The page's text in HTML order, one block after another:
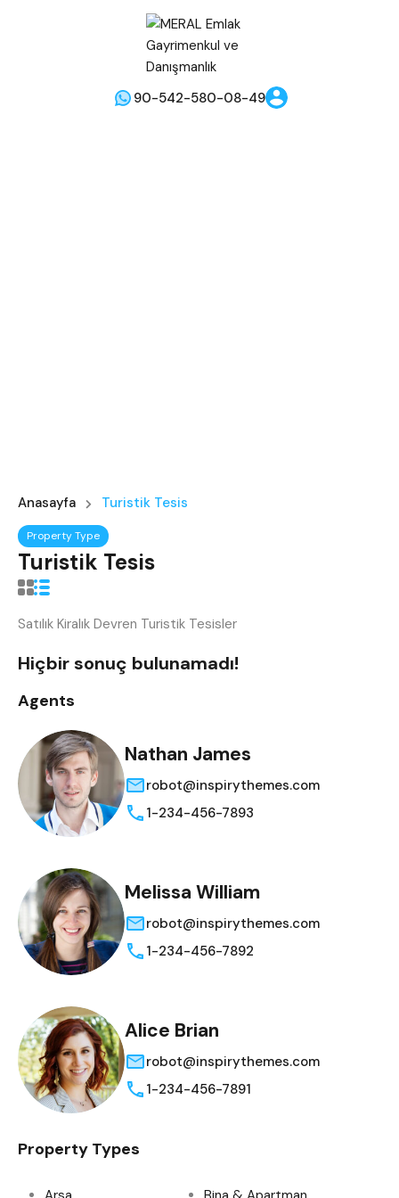
90-542-580-08-49
Anasayfa Turistik Tesis
Property Type
Turistik Tesis
Satılık Kiralık Devren Turistik Tesisler
Hiçbir sonuç bulunamadı!
Agents
Nathan James
robot@inspirythemes.com
1-234-456-7893
Melissa William
robot@inspirythemes.com
1-234-456-7892
Alice Brian
robot@inspirythemes.com
1-234-456-7891
Property Types